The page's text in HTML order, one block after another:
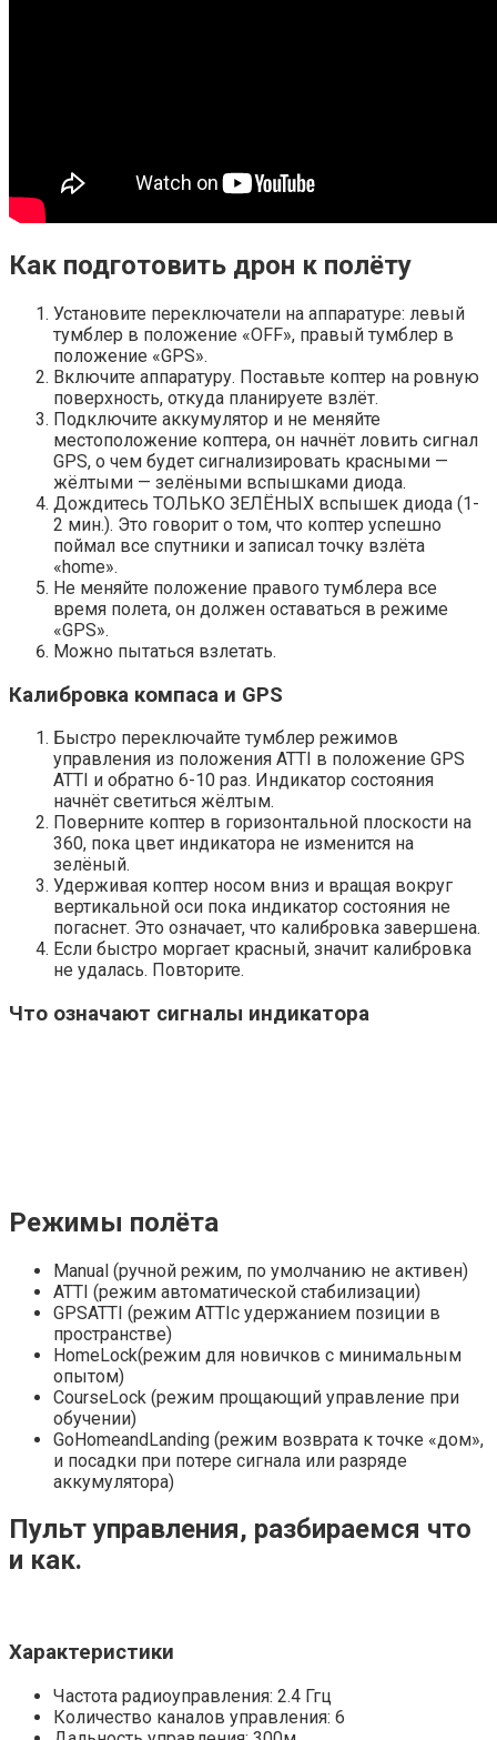
Как подготовить дрон к полёту
Установите переключатели на аппаратуре: левый
тумблер в положение «OFF», правый тумблер в
положение «GPS».
Включите аппаратуру. Поставьте коптер на ровную
поверхность, откуда планируете взлёт.
Подключите аккумулятор и не меняйте
местоположение коптера, он начнёт ловить сигнал
GPS, о чем будет сигнализировать красными —
жёлтыми — зелёными вспышками диода.
Дождитесь ТОЛЬКО ЗЕЛЁНЫХ вспышек диода (1-
2 мин.). Это говорит о том, что коптер успешно
поймал все спутники и записал точку взлёта
«home».
Не меняйте положение правого тумблера все
время полета, он должен оставаться в режиме
«GPS».
Можно пытаться взлетать.
Калибровка компаса и GPS
Быстро переключайте тумблер режимов
управления из положения ATTI в положение GPS
ATTI и обратно 6-10 раз. Индикатор состояния
начнёт светиться жёлтым.
Поверните коптер в горизонтальной плоскости на
360, пока цвет индикатора не изменится на
зелёный.
Удерживая коптер носом вниз и вращая вокруг
вертикальной оси пока индикатор состояния не
погаснет. Это означает, что калибровка завершена.
Если быстро моргает красный, значит калибровка
не удалась. Повторите.
Что означают сигналы индикатора
Режимы полёта
Manual (ручной режим, по умолчанию не активен)
ATTI (режим автоматической стабилизации)
GPSATTI (режим ATTIс удержанием позиции в
пространстве)
HomeLock(режим для новичков с минимальным
опытом)
CourseLock (режим прощающий управление при
обучении)
GoHomeandLanding (режим возврата к точке «дом»,
и посадки при потере сигнала или разряде
аккумулятора)
Пульт управления, разбираемся что
и как.
Характеристики
Частота радиоуправления: 2.4 Ггц
Количество каналов управления: 6